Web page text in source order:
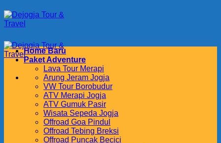
to
content
Home Baru
Paket Adventure
Lava Tour Merapi
Arung Jeram Jogja
VW Tour Borobudur
ATV Merapi Jogja
ATV Gumuk Pasir
Wisata Sepeda Jogja
Offroad Goa Pindul
Offroad Tebing Breksi
Offroad Puncak Becici